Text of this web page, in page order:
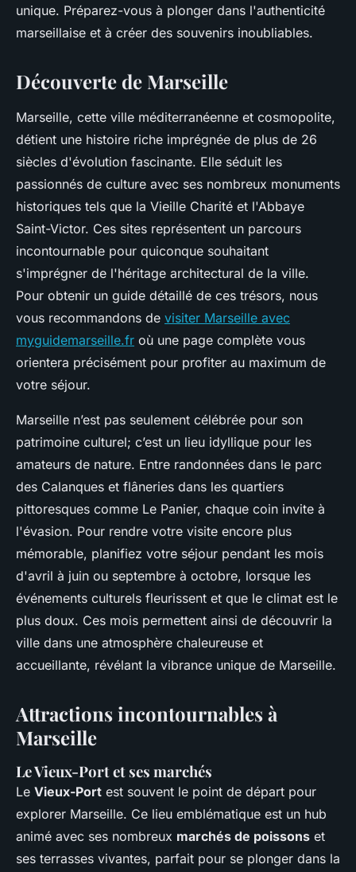
unique. Préparez-vous à plonger dans l'authenticité
marseillaise et à créer des souvenirs inoubliables.
Découverte de Marseille
Marseille, cette ville méditerranéenne et cosmopolite,
détient une histoire riche imprégnée de plus de 26
siècles d'évolution fascinante. Elle séduit les
passionnés de culture avec ses nombreux monuments
historiques tels que la Vieille Charité et l'Abbaye
Saint-Victor. Ces sites représentent un parcours
incontournable pour quiconque souhaitant
s'imprégner de l'héritage architectural de la ville.
Pour obtenir un guide détaillé de ces trésors, nous
vous recommandons de visiter Marseille avec
myguidemarseille.fr où une page complète vous
orientera précisément pour profiter au maximum de
votre séjour.
Marseille n’est pas seulement célébrée pour son
patrimoine culturel; c’est un lieu idyllique pour les
amateurs de nature. Entre randonnées dans le parc
des Calanques et flâneries dans les quartiers
pittoresques comme Le Panier, chaque coin invite à
l'évasion. Pour rendre votre visite encore plus
mémorable, planifiez votre séjour pendant les mois
d'avril à juin ou septembre à octobre, lorsque les
événements culturels fleurissent et que le climat est le
plus doux. Ces mois permettent ainsi de découvrir la
ville dans une atmosphère chaleureuse et
accueillante, révélant la vibrance unique de Marseille.
Attractions incontournables à
Marseille
Le Vieux-Port et ses marchés
Le Vieux-Port est souvent le point de départ pour
explorer Marseille. Ce lieu emblématique est un hub
animé avec ses nombreux marchés de poissons et
ses terrasses vivantes, parfait pour se plonger dans la